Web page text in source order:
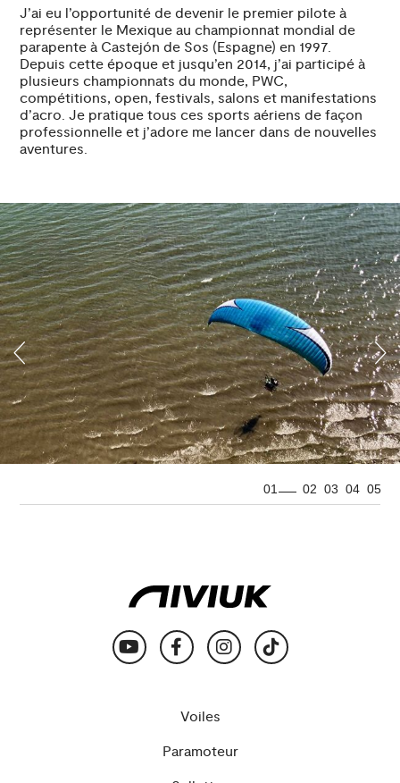
J’ai eu l’opportunité de devenir le premier pilote à
représenter le Mexique au championnat mondial de
parapente à Castejón de Sos (Espagne) en 1997.
Depuis cette époque et jusqu’en 2014, j’ai participé à
plusieurs championnats du monde, PWC,
compétitions, open, festivals, salons et manifestations
d’acro. Je pratique tous ces sports aériens de façon
professionnelle et j’adore me lancer dans de nouvelles
aventures.
01 02 03 04 05
Voiles
Paramoteur